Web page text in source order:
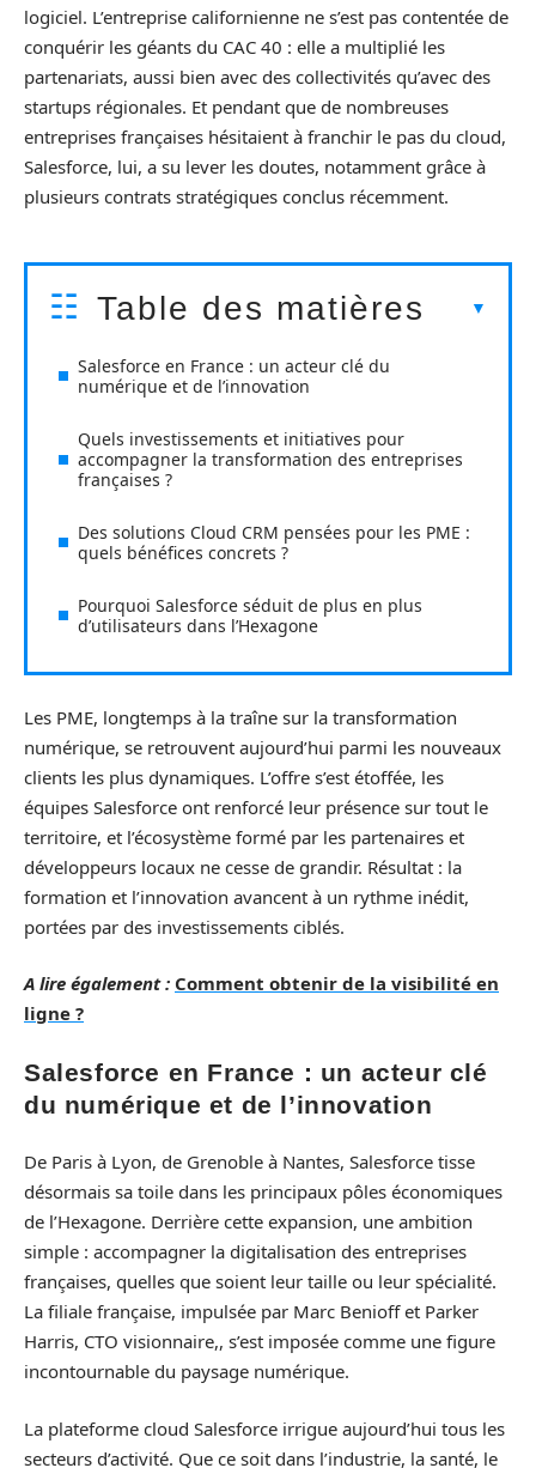
logiciel. L’entreprise californienne ne s’est pas contentée de
conquérir les géants du CAC 40 : elle a multiplié les
partenariats, aussi bien avec des collectivités qu’avec des
startups régionales. Et pendant que de nombreuses
entreprises françaises hésitaient à franchir le pas du cloud,
Salesforce, lui, a su lever les doutes, notamment grâce à
plusieurs contrats stratégiques conclus récemment.
Table des matières
Salesforce en France : un acteur clé du
numérique et de l’innovation
Quels investissements et initiatives pour
accompagner la transformation des entreprises
françaises ?
Des solutions Cloud CRM pensées pour les PME :
quels bénéfices concrets ?
Pourquoi Salesforce séduit de plus en plus
d’utilisateurs dans l’Hexagone
Les PME, longtemps à la traîne sur la transformation
numérique, se retrouvent aujourd’hui parmi les nouveaux
clients les plus dynamiques. L’offre s’est étoffée, les
équipes Salesforce ont renforcé leur présence sur tout le
territoire, et l’écosystème formé par les partenaires et
développeurs locaux ne cesse de grandir. Résultat : la
formation et l’innovation avancent à un rythme inédit,
portées par des investissements ciblés.
A lire également : Comment obtenir de la visibilité en
ligne ?
Salesforce en France : un acteur clé
du numérique et de l’innovation
De Paris à Lyon, de Grenoble à Nantes, Salesforce tisse
désormais sa toile dans les principaux pôles économiques
de l’Hexagone. Derrière cette expansion, une ambition
simple : accompagner la digitalisation des entreprises
françaises, quelles que soient leur taille ou leur spécialité.
La filiale française, impulsée par Marc Benioff et Parker
Harris, CTO visionnaire,, s’est imposée comme une figure
incontournable du paysage numérique.
La plateforme cloud Salesforce irrigue aujourd’hui tous les
secteurs d’activité. Que ce soit dans l’industrie, la santé, le